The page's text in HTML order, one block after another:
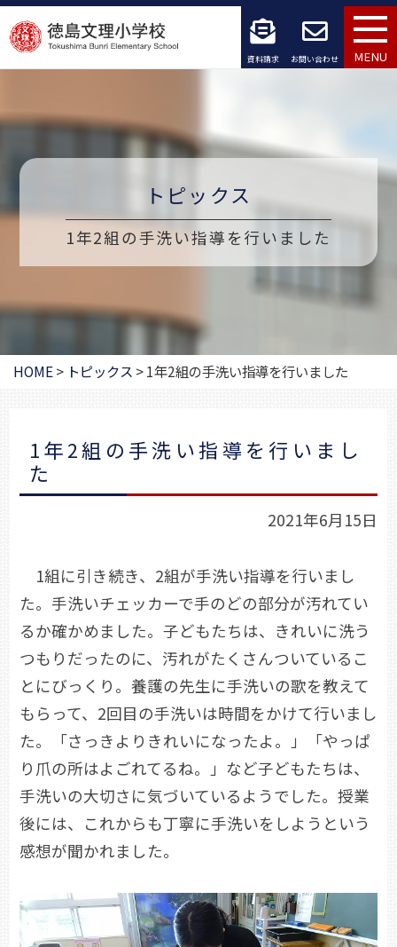
コ
ン
ン
ツ
ス
資料請求 お問い合わせ MENU
トピックス
1年2組の手洗い指導を行いました
HOME> トピックス >1年2組の手洗い指導を行いました
1年2組の手洗い指導を行いまし
た
2021年6月15日
1組に引き続き、2組が手洗い指導を行いまし
た。手洗いチェッカーで手のどの部分が汚れてい
るか確かめました。子どもたちは、きれいに洗う
つもりだったのに、汚れがたくさんついているこ
とにびっくり。養護の先生に手洗いの歌を教えて
もらって、2回目の手洗いは時間をかけて行いまし
た。「さっきよりきれいになったよ。」「やっぱ
り爪の所はよごれてるね。」など子どもたちは、
手洗いの大切さに気づいているようでした。授業
後には、これからも丁寧に手洗いをしようという
感想が聞かれました。